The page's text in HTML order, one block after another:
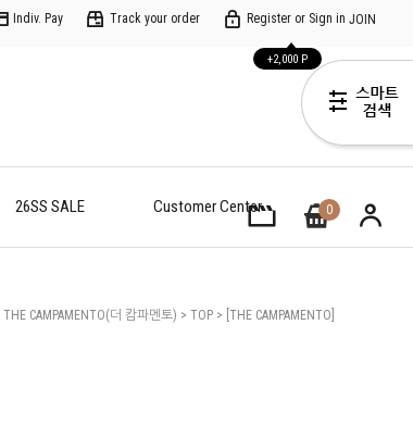
Indiv. Pay Track your order Register or Sign in JOIN
+2,000 P
26SS SALE Customer Center 0
THE CAMPAMENTO(더 캄파멘토) > TOP > [THE CAMPAMENTO]